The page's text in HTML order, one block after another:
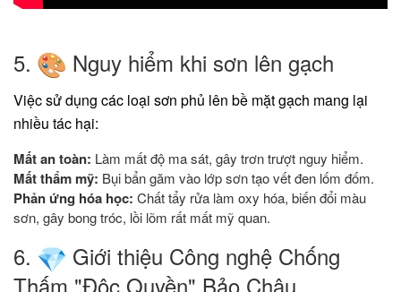
5. Nguy hiểm khi sơn lên gạch
​Việc sử dụng các loại sơn phủ lên bề mặt gạch mang lại
nhiều tác hại:
Mất an toàn: Làm mất độ ma sát, gây trơn trượt nguy hiểm.
Mất thẩm mỹ: Bụi bẩn găm vào lớp sơn tạo vết đen lốm đốm.
Phản ứng hóa học: Chất tẩy rửa làm oxy hóa, biến đổi màu
sơn, gây bong tróc, lồi lõm rất mất mỹ quan.
​6.
Giới thiệu Công nghệ Chống
Thấm "Độc Quyền" Bảo Châu